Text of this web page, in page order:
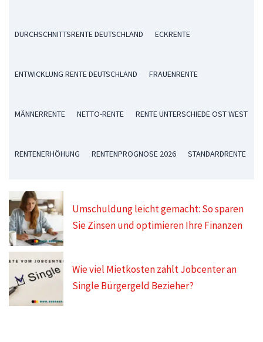
DURCHSCHNITTSRENTE DEUTSCHLAND ECKRENTE
ENTWICKLUNG RENTE DEUTSCHLAND FRAUENRENTE
MÄNNERRENTE NETTO-RENTE RENTE UNTERSCHIEDE OST WEST
RENTENERHÖHUNG RENTENPROGNOSE 2026 STANDARDRENTE
Umschuldung leicht gemacht: So sparen
Sie Zinsen und optimieren Ihre Finanzen
Wie viel Mietkosten zahlt Jobcenter an
Single Bürgergeld Bezieher?